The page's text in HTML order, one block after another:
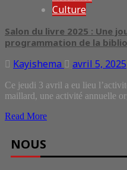
Culture
Salon du livre 2025 : Une
programmation de la
Kayishema avril 5, 2025
Ce jeudi 3 avril a eu lieu
maillard, une activité annuelle
Read More
NOUS